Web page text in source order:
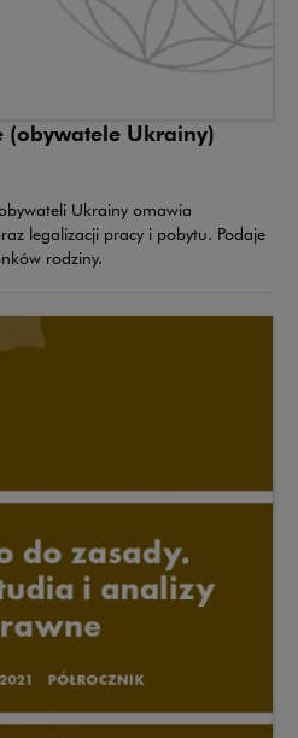
(obywatele Ukrainy)
Ukrainy omawia
legalizacji pracy i pobytu. Podaje
rodziny.